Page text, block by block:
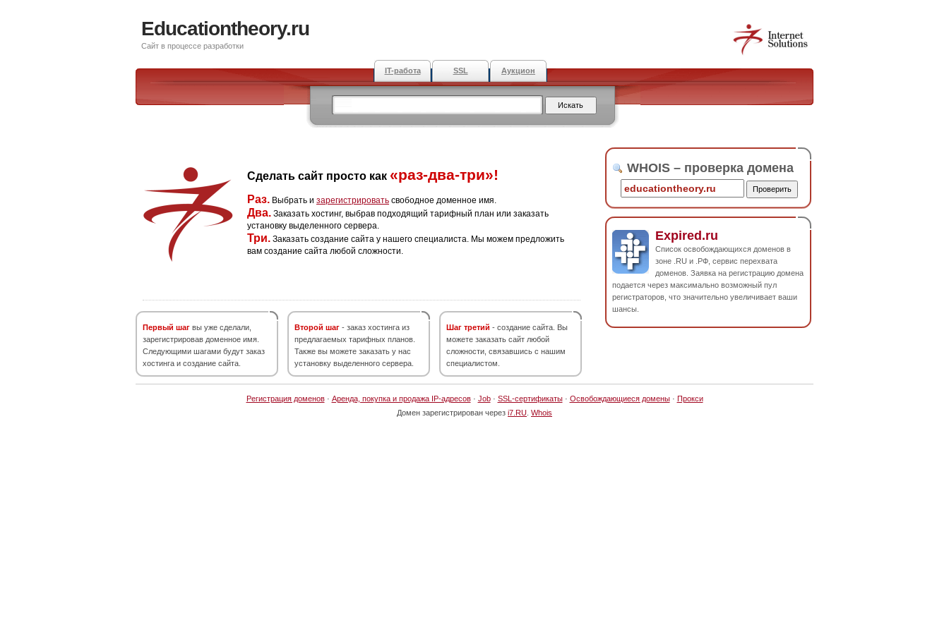
Educationtheory.ru
Сайт в процессе разработки
IT-работа SSL Аукцион
Сделать сайт просто как «раз-два-три»!
Раз. Выбрать и зарегистрировать свободное доменное имя.
Два. Заказать хостинг, выбрав подходящий тарифный план или заказать
установку выделенного сервера.
Три. Заказать создание сайта у нашего специалиста. Мы можем предложить
вам создание сайта любой сложности.
Первый шаг вы уже сделали,
зарегистрировав доменное имя.
Следующими шагами будут заказ
хостинга и создание сайта.
Второй шаг - заказ хостинга из
предлагаемых тарифных планов.
Также вы можете заказать у нас
установку выделенного сервера.
Шаг третий - создание сайта. Вы
можете заказать сайт любой
сложности, связавшись с нашим
специалистом.
WHOIS – проверка домена
Expired.ru
Список освобождающихся доменов в
зоне .RU и .РФ, сервис перехвата
доменов. Заявка на регистрацию домена
подается через максимально возможный пул
регистраторов, что значительно увеличивает ваши
шансы.
Регистрация доменов· Аренда, покупка и продажа IP-адресов· Job· SSL-сертификаты· Освобождающиеся домены· Прокси
Домен зарегистрирован через i7.RU Whois